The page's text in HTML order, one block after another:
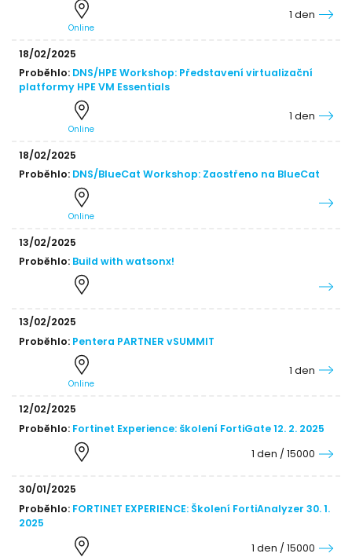
Online
1 den
18/02/2025
Proběhlo:DNS/HPE Workshop: Představení virtualizační
platformy HPE VM Essentials
Online
1 den
18/02/2025
Proběhlo:DNS/BlueCat Workshop: Zaostřeno na BlueCat
Online
13/02/2025
Proběhlo:Build with watsonx!
13/02/2025
Proběhlo:Pentera PARTNER vSUMMIT
Online
1 den
12/02/2025
Proběhlo:Fortinet Experience: školení FortiGate 12. 2. 2025
1 den / 15000
30/01/2025
Proběhlo:FORTINET EXPERIENCE: Školení FortiAnalyzer 30. 1.
2025
1 den / 15000